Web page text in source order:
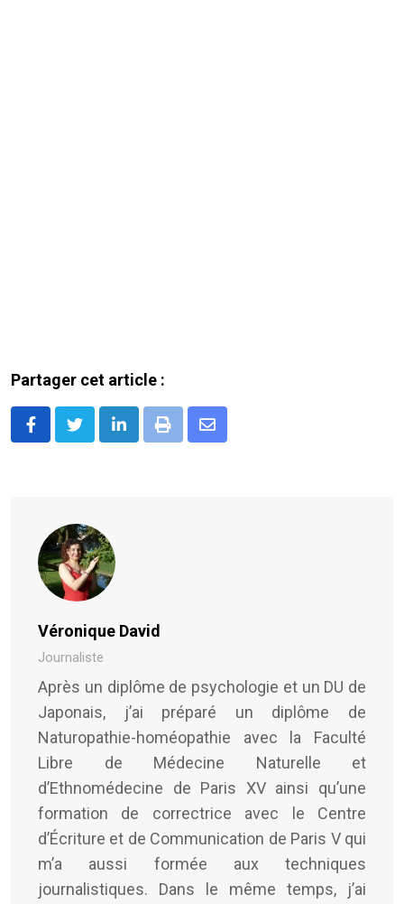
Partager cet article :
LinkedInPrint
Share
Véronique David
Journaliste
Après un diplôme de psychologie et un DU de
Japonais, j’ai préparé un diplôme de
Naturopathie-homéopathie avec la Faculté
Libre de Médecine Naturelle et
d’Ethnomédecine de Paris XV ainsi qu’une
formation de correctrice avec le Centre
d’Écriture et de Communication de Paris V qui
m’a aussi formée aux techniques
journalistiques. Dans le même temps, j’ai